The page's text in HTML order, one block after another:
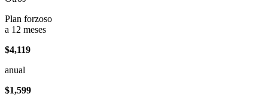
Plan forzoso
a 12 meses
$4,119
anual
$1,599